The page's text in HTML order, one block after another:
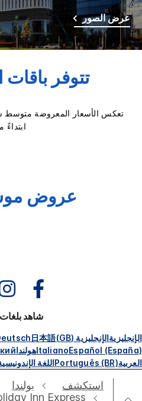
عرض الصور
تتوفر باقات
تعكس الأسعار المعروضة متوسط
ابتداءً
عروض
شاهد
الإنجليزية الإنجليزية (GB) 日本語
Español (España)
Italianoهولندا
العربيةPortuguês (BR) اللغة
استكشف بولندا
Inn Express